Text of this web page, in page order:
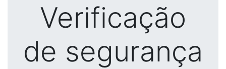
Verificação
de segurança